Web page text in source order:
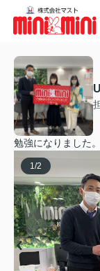
勉強になりました。
1 /2